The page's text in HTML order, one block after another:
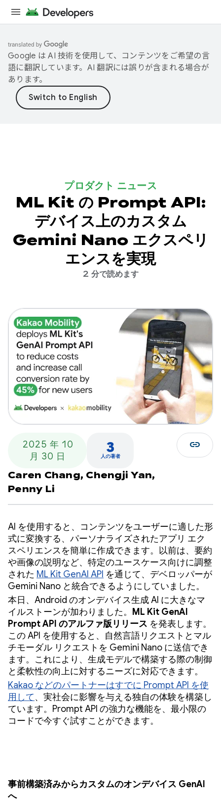
Google は AI 技術を使用して、コンテンツをご希望の言
語に翻訳しています。AI 翻訳には誤りが含まれる場合が
あります。
プロダクト ニュース
ML Kit の Prompt API:
デバイス上のカスタム
Gemini Nano エクスペリ
エンスを実現
2 分で読めます
2025 年 10
月 30 日
3
人の著者
Caren Chang, Chengji Yan,
Penny Li
link
AI を使用すると、コンテンツをユーザーに適した形
式に変換する、パーソナライズされたアプリ エク
スペリエンスを簡単に作成できます。以前は、要約
や画像の説明など、特定のユースケース向けに調整
された ML Kit GenAI API を通じて、デベロッパーが
Gemini Nano と統合できるようにしていました。
本日、Android のオンデバイス生成 AI に大きなマ
イルストーンが加わりました。
ML Kit GenAI
Prompt API のアルファ版リリース を発表します。
この API を使用すると、自然言語リクエストとマル
チモーダル リクエストを Gemini Nano に送信でき
ます。これにより、生成モデルで構築する際の制御
と柔軟性の向上に対するニーズに対応できます。
Kakao などのパートナーはすでに Prompt API を使
用して、実社会に影響を与える独自の体験を構築し
ています。Prompt API の強力な機能を、最小限の
コードで今すぐ試すことができます。
事前構築済みからカスタムのオンデバイス GenAI
へ